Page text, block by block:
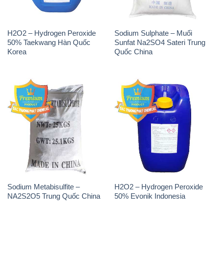
H2O2 – Hydrogen Peroxide
50% Taekwang Hàn Quốc
Korea
Sodium Sulphate – Muối
Sunfat Na2SO4 Sateri Trung
Quốc China
Sodium Metabisulfite –
NA2S2O5 Trung Quốc China
H2O2 – Hydrogen Peroxide
50% Evonik Indonesia